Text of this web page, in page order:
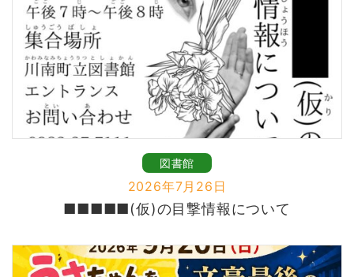
図書館
2026年7月26日
■■■■■(仮)の目撃情報について